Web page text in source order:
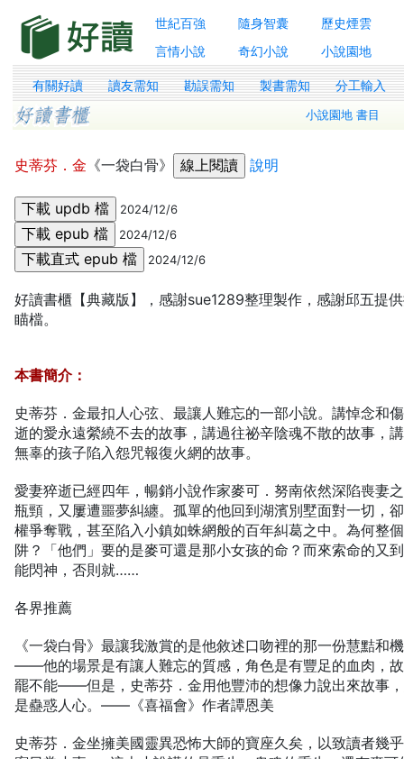
世紀百強 隨身智囊
歷史煙雲
言情小說
奇幻小說 小說園地
有關好讀 讀友需知 勘誤需知 製書需知 分工輸入
小說園地 書目
史蒂芬．金 《一袋白骨》 說明
2024/12/6
2024/12/6
2024/12/6
好讀書櫃【典藏版】，感謝sue1289整理製作，感謝邱五提
瞄檔。
本書簡介：
史蒂芬．金最扣人心弦、最讓人難忘的一部小說。講悼念和傷
逝的愛永遠縈繞不去的故事，講過往祕辛陰魂不散的故事，講
無辜的孩子陷入怨咒報復火網的故事。
愛妻猝逝已經四年，暢銷小說作家麥可．努南依然深陷喪妻
瓶頸，又屢遭噩夢糾纏。孤單的他回到湖濱別墅面對一切，
權爭奪戰，甚至陷入小鎮如蛛網般的百年糾葛之中。為何整
阱？「他們」要的是麥可還是那小女孩的命？而來索命的又
能閃神，否則就……
各界推薦
《一袋白骨》最讓我激賞的是他敘述口吻裡的那一份慧黠和
——他的場景是有讓人難忘的質感，角色是有豐足的血肉，
罷不能——但是，史蒂芬．金用他豐沛的想像力說出來故事
是蠱惑人心。——《喜福會》作者譚恩美
史蒂芬．金坐擁美國靈異恐怖大師的寶座久矣，以致讀者幾